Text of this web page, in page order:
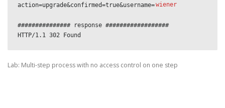
action=upgrade&confirmed=true&username=wiener
############### response ##################
HTTP/1.1 302 Found
Lab: Multi-step process with no access control on one step